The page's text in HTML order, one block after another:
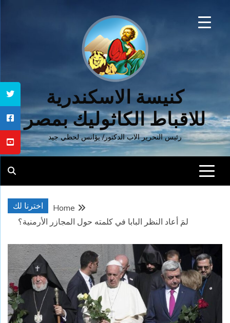
كنيسة الاسكندرية
للاقباط الكاثوليك بمصر
رئيس التحرير الاب الدكتور/ يؤانس لحظي جيد
اخترنا لك
Home
لمَ أعاد النظر البابا في كلمته حول المجازر الأرمنية؟